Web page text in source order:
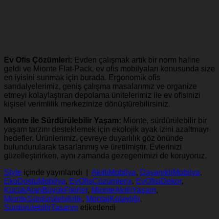
Ev Ofis Çözümleri: Evden çalışmak artık bir norm haline
geldi ve Mionte Flat-Pack, ev ofis mobilyaları konusunda size
en iyisini sunmak için burada. Ergonomik ofis
sandalyelerimiz, geniş çalışma masalarımız ve organize
etmeyi kolaylaştıran depolama ünitelerimiz ile ev ofisinizi
kişisel verimlilik merkezinize dönüştürebilirsiniz.
Mionte ile Sürdürülebilir Yaşam: Mionte, sürdürülebilir bir
yaşam tarzını desteklemek için ekolojik ayak izini azaltmayı
hedefler. Ürünlerimiz, çevreye duyarlılık göz önünde
bulundurularak tasarlanmış ve üretilmiştir. Evlerinizi
güzelleştirirken, aynı zamanda gezegenimizi de koruyoruz.
Style içinde yayınlandı AkıllıMobilya, DayanıklıMobilya,
EkoDostuMobilya, EvOfisÇözümlerix, EvOfisiDekor,
KüçükAlanBüyükFikirler, MionteAkıllıYaşam,
MionteSürdürülebilirlik, MontajKolaylığı,
SürdürülebilirTasarım etiketlendi